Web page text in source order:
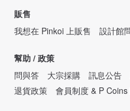
販售
我想在 Pinkoi 上販售
設計館
幫助 / 政策
問與答
大宗採購 訊息公告
退貨政策
會員制度 & P